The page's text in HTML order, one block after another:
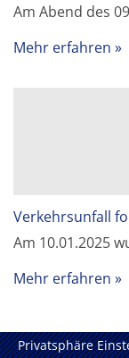
Am Abend des
Mehr erfahren
Verkehrsunfall
Am 10.01.2025
Mehr erfahren
Privatsphäre